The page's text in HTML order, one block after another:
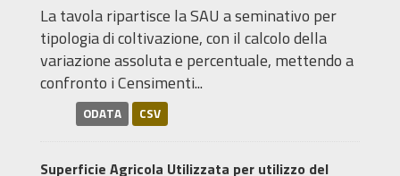
La tavola ripartisce la SAU a seminativo per
tipologia di coltivazione, con il calcolo della
variazione assoluta e percentuale, mettendo a
confronto i Censimenti...
ODATA CSV
Superficie Agricola Utilizzata per utilizzo del